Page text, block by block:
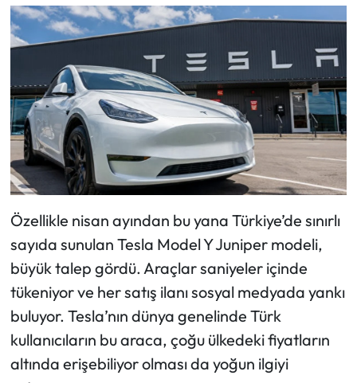
Özellikle nisan ayından bu yana Türkiye’de sınırlı
sayıda sunulan Tesla Model Y Junipermodeli,
büyük talep gördü. Araçlar saniyeler içinde
tükeniyor ve her satış ilanı sosyal medyada yankı
buluyor. Tesla’nın dünya genelinde Türk
kullanıcıların bu araca, çoğu ülkedeki fiyatların
altında erişebiliyor olması da yoğun ilgiyi